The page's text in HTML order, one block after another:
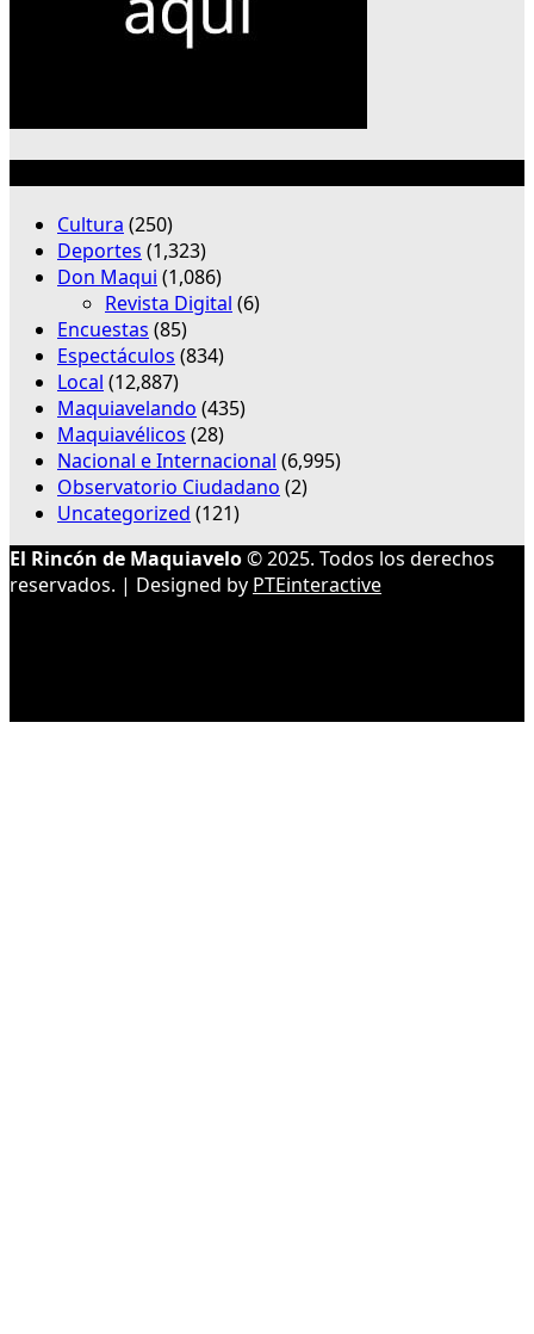
Cultura (250)
Deportes (1,323)
Don Maqui (1,086)
Revista Digital (6)
Encuestas (85)
Espectáculos (834)
Local (12,887)
Maquiavelando (435)
Maquiavélicos (28)
Nacional e Internacional (6,995)
Observatorio Ciudadano (2)
Uncategorized (121)
El Rincón de Maquiavelo© 2025. Todos los derechos
reservados. | Designed by PTEinteractive